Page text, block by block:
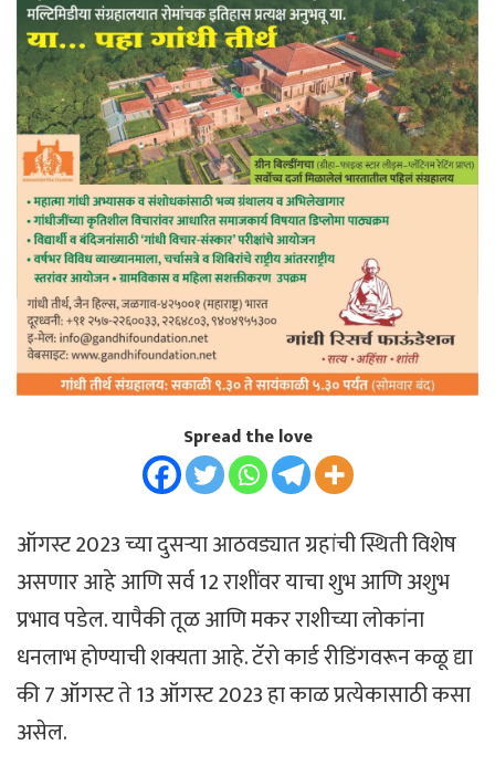
Spread the love
ऑगस्ट 2023 च्या दुसऱ्या आठवड्यात ग्रहांची स्थिती विशेष
असणार आहे आणि सर्व 12 राशींवर याचा शुभ आणि अशुभ
प्रभाव पडेल. यापैकी तूळ आणि मकर राशीच्या लोकांना
धनलाभ होण्याची शक्यता आहे. टॅरो कार्ड रीडिंगवरून कळू द्या
की 7 ऑगस्ट ते 13 ऑगस्ट 2023 हा काळ प्रत्येकासाठी कसा
असेल.